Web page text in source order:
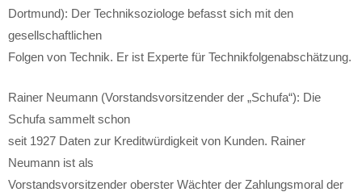
Dortmund): Der Techniksoziologe befasst sich mit den
gesellschaftlichen
Folgen von Technik. Er ist Experte für Technikfolgenabschätzung.
Rainer Neumann (Vorstandsvorsitzender der „Schufa“): Die
Schufa sammelt schon
seit 1927 Daten zur Kreditwürdigkeit von Kunden. Rainer
Neumann ist als
Vorstandsvorsitzender oberster Wächter der Zahlungsmoral der